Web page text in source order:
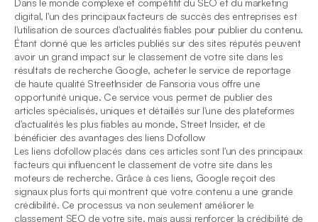
Dans le monde complexe et compétitif du SEO et du marketing
digital, l'un des principaux facteurs de succès des entreprises est
l'utilisation de sources d'actualités fiables pour publier du contenu.
Étant donné que les articles publiés sur des sites réputés peuvent
avoir un grand impact sur le classement de votre site dans les
résultats de recherche Google, acheter le service de reportage
de haute qualité StreetInsider de Fansoria vous offre une
opportunité unique. Ce service vous permet de publier des
articles spécialisés, uniques et détaillés sur l'une des plateformes
d'actualités les plus fiables au monde, Street Insider, et de
bénéficier des avantages des liens Dofollow
Les liens dofollow placés dans ces articles sont l'un des principaux
facteurs qui influencent le classement de votre site dans les
moteurs de recherche. Grâce à ces liens, Google reçoit des
signaux plus forts qui montrent que votre contenu a une grande
crédibilité. Ce processus va non seulement améliorer le
classement SEO de votre site, mais aussi renforcer la crédibilité de